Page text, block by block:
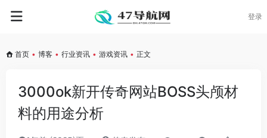
登录
首页 • 博客 • 行业资讯 • 游戏资讯 • 正文
3000ok新开传奇网站BOSS头颅材
料的用途分析